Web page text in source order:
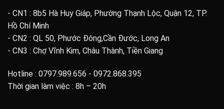
- CN1 : 8b5 Hà Huy Giáp, Phường Thạnh Lộc, Quận 12, TP.
Hồ Chí Minh
- CN2 : QL 50, Phước Đông,Cần Đước, Long An
- CN3 : Chợ Vĩnh Kim, Châu Thành, Tiền Giang
Hotline : 0797.989.656 - 0972.868.395
Thời gian làm việc : 8h – 20h